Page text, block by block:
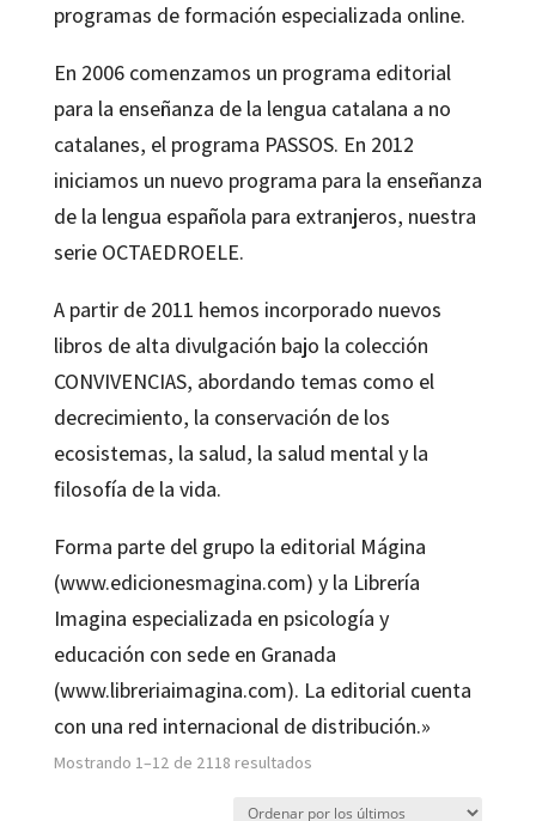
programas de formación especializada online.
En 2006 comenzamos un programa editorial
para la enseñanza de la lengua catalana a no
catalanes, el programa PASSOS. En 2012
iniciamos un nuevo programa para la enseñanza
de la lengua española para extranjeros, nuestra
serie OCTAEDROELE.
A partir de 2011 hemos incorporado nuevos
libros de alta divulgación bajo la colección
CONVIVENCIAS, abordando temas como el
decrecimiento, la conservación de los
ecosistemas, la salud, la salud mental y la
filosofía de la vida.
Forma parte del grupo la editorial Mágina
(www.edicionesmagina.com) y la Librería
Imagina especializada en psicología y
educación con sede en Granada
(www.libreriaimagina.com). La editorial cuenta
con una red internacional de distribución.»
Mostrando 1–12 de 2118 resultadosOrdenado